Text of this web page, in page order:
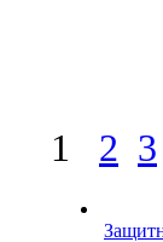
1 2 3